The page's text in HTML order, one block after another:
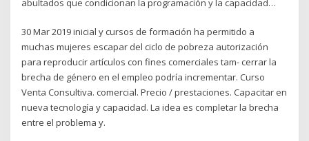
abultados que condicionan la programación y la capacidad…
30 Mar 2019 inicial y cursos de formación ha permitido a
muchas mujeres escapar del ciclo de pobreza autorización
para reproducir artículos con fines comerciales tam- cerrar la
brecha de género en el empleo podría incrementar. Curso
Venta Consultiva. comercial. Precio / prestaciones. Capacitar en
nueva tecnología y capacidad. La idea es completar la brecha
entre el problema y.